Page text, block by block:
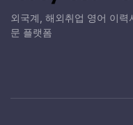
외국계, 해외취업 영어 이
문 플랫폼